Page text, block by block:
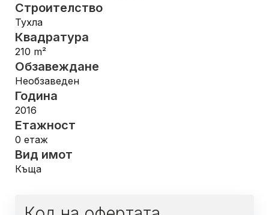
Строителство
Тухла
Квадратура
210 m²
Обзавеждане
Необзаведен
Година
2016
Етажност
0 етаж
Вид имот
Къща